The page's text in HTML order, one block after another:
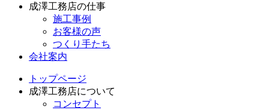
成澤工務店の仕事
施工事例
お客様の声
つくり手たち
会社案内
トップページ
成澤工務店について
コンセプト